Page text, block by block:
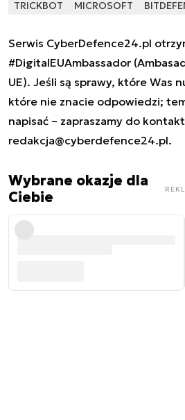
TRICKBOT MICROSOFT
Serwis CyberDefence24.pl
#DigitalEUAmbassador
UE). Jeśli są sprawy, które Was
które nie znacie odpowiedzi;
napisać – zapraszamy do
redakcja@cyberdefence24.pl.
Wybrane okazje dla
Ciebie